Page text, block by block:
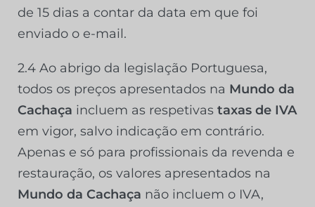
de 15 dias a contar da data em que foi
enviado o e-mail.
2.4 Ao abrigo da legislação Portuguesa,
todos os preços apresentados na Mundo da
Cachaça incluem as respetivas taxas de IVA
em vigor, salvo indicação em contrário.
Apenas e só para profissionais da revenda e
restauração, os valores apresentados na
Mundo da Cachaça não incluem o IVA,